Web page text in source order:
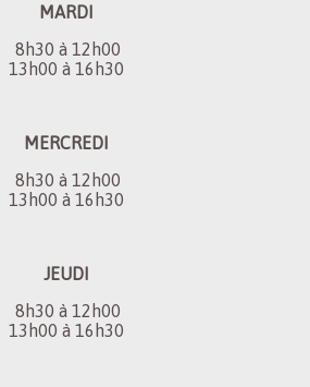
MARDI
8h30 à 12h00
13h00 à 16h30
MERCREDI
8h30 à 12h00
13h00 à 16h30
JEUDI
8h30 à 12h00
13h00 à 16h30